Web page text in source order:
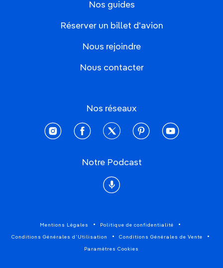
Nos guides
Réserver un billet d'avion
Nous rejoindre
Nous contacter
Nos réseaux
instagramfacebooktwitter pinterestyoutube
Notre Podcast
Podcast
Mentions Légales Politique de confidentialité
Conditions Générales d'Utilisation Conditions Générales de Vente
Paramètres Cookies